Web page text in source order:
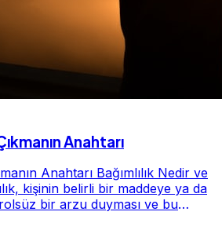
Anahtarı
Anahtarı Bağımlılık Nedir ve
kişinin belirli bir maddeye ya da
bir arzu duyması ve bu